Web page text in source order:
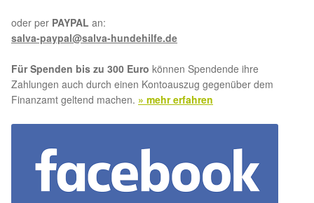
oder per PAYPAL an:
salva-paypal@salva-hundehilfe.de
Für Spenden bis zu 300 Euro können Spendende ihre
Zahlungen auch durch einen Kontoauszug gegenüber dem
Finanzamt geltend machen. » mehr erfahren